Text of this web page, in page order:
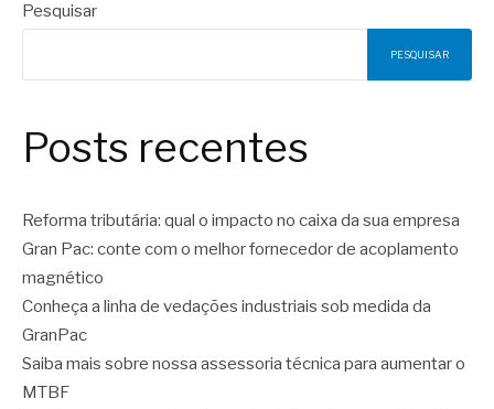
Pesquisar
PESQUISAR
Posts recentes
Reforma tributária: qual o impacto no caixa da sua empresa
Gran Pac: conte com o melhor fornecedor de acoplamento
magnético
Conheça a linha de vedações industriais sob medida da
GranPac
Saiba mais sobre nossa assessoria técnica para aumentar o
MTBF